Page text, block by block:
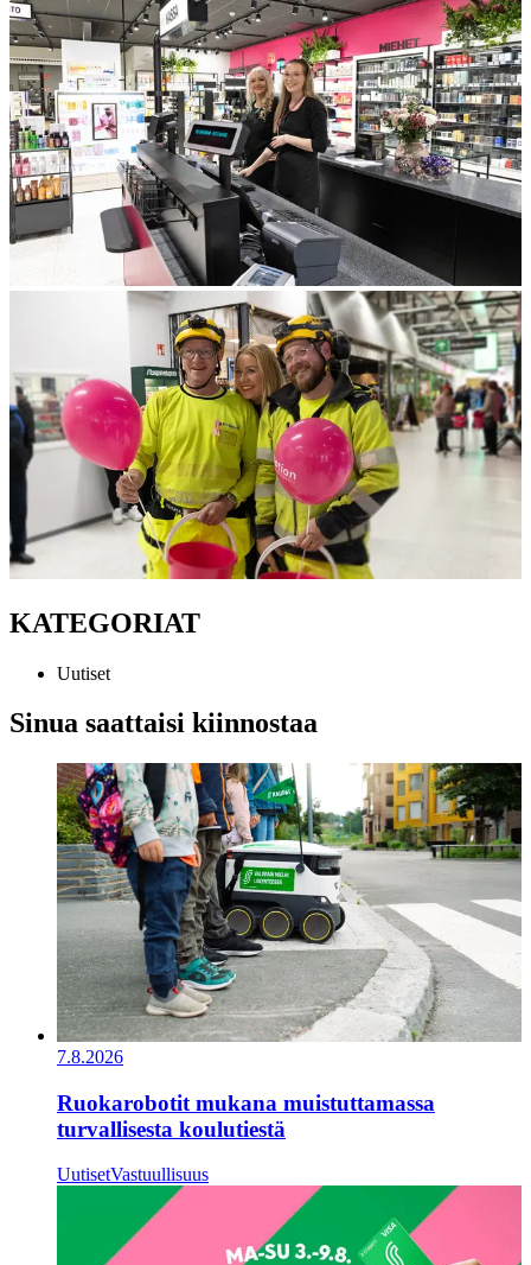
KATEGORIAT
Uutiset
Sinua saattaisi kiinnostaa
7.8.2026
Ruokarobotit mukana muistuttamassa
turvallisesta koulutiestä
UutisetVastuullisuus